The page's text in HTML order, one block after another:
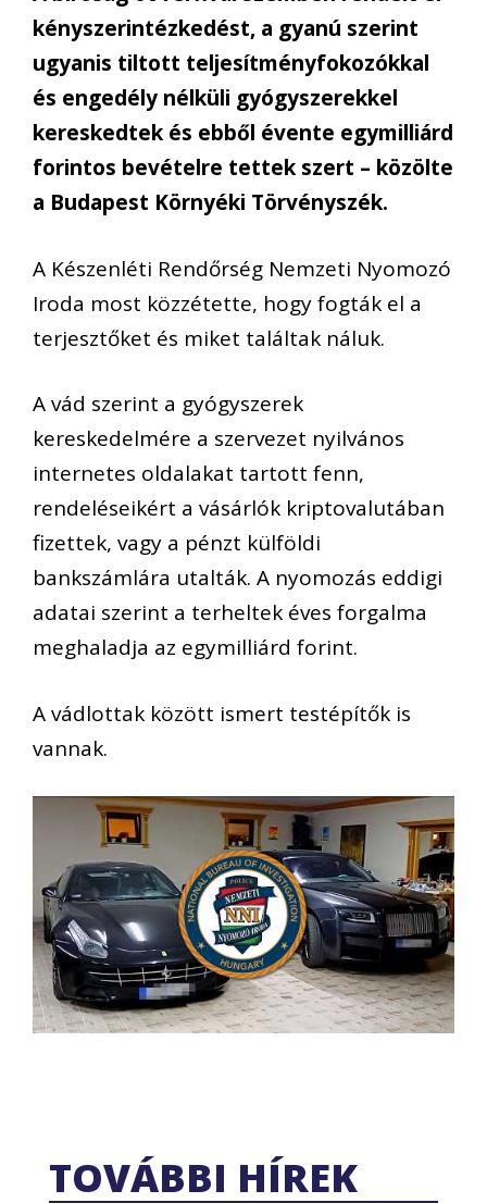
kényszerintézkedést, a gyanú szerint
ugyanis tiltott teljesítményfokozókkal
és engedély nélküli gyógyszerekkel
kereskedtek és ebből évente egymilliárd
forintos bevételre tettek szert – közölte
a Budapest Környéki Törvényszék.
A Készenléti Rendőrség Nemzeti Nyomozó
Iroda most közzétette, hogy fogták el a
terjesztőket és miket találtak náluk.
A vád szerint a gyógyszerek
kereskedelmére a szervezet nyilvános
internetes oldalakat tartott fenn,
rendeléseikért a vásárlók kriptovalutában
fizettek, vagy a pénzt külföldi
bankszámlára utalták. A nyomozás eddigi
adatai szerint a terheltek éves forgalma
meghaladja az egymilliárd forint.
A vádlottak között ismert testépítők is
vannak.
TOVÁBBI HÍREK